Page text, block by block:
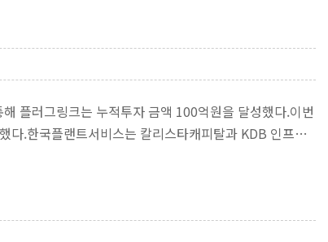
플러그링크는 누적투자 금액 100억원을 달성했다.이번
다.한국플랜트서비스는 칼리스타캐피탈과 KDB 인프라